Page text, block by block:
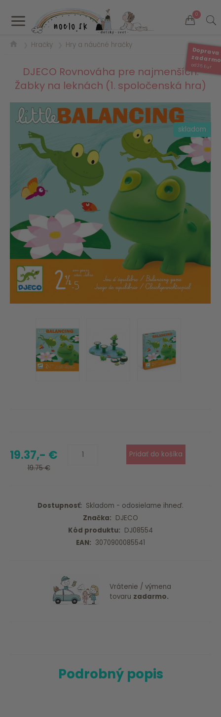
a 0
Doprava
od 35 Eur
Hračky Hry a náučné hračky
DJECO Rovnováha pre najmenších:
Žabky na leknách (1. spoločenská hra)
skladom
19.37,- €
19.75 €
Dostupnosť: Skladom - odosielame ihneď.
Značka: DJECO
Kód produktu: DJ08554
EAN: 3070900085541
Vrátenie / výmena
tovaru zadarmo.
Podrobný popis